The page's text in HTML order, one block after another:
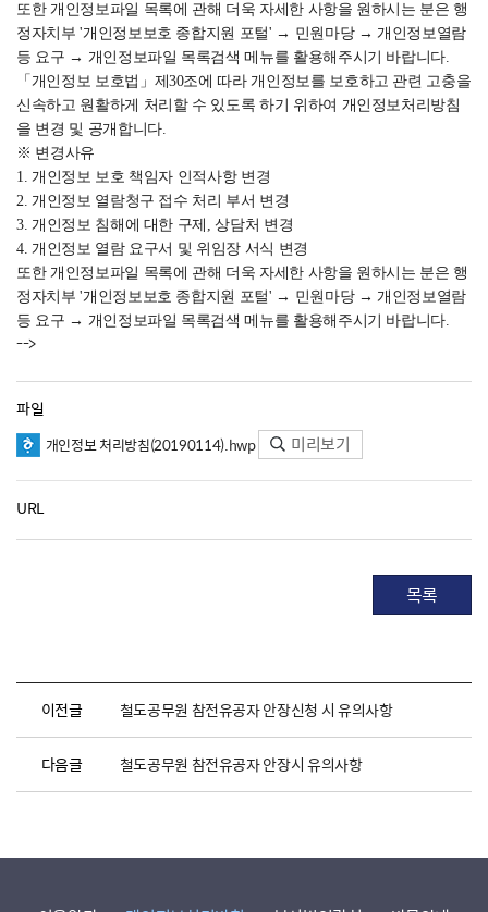
또한 개인정보파일 목록에 관해 더욱 자세한 사항을 원하시는 분은 행
정자치부 '개인정보보호 종합지원 포털' → 민원마당 → 개인정보열람
등 요구 → 개인정보파일 목록검색 메뉴를 활용해주시기 바랍니다.
「개인정보 보호법」제30조에 따라 개인정보를 보호하고 관련 고충을
신속하고 원활하게 처리할 수 있도록 하기 위하여 개인정보처리방침
을 변경 및 공개합니다.
※ 변경사유
1. 개인정보 보호 책임자 인적사항 변경
2. 개인정보 열람청구 접수 처리 부서 변경
3. 개인정보 침해에 대한 구제, 상담처 변경
4. 개인정보 열람 요구서 및 위임장 서식 변경
또한 개인정보파일 목록에 관해 더욱 자세한 사항을 원하시는 분은 행
정자치부 '개인정보보호 종합지원 포털' → 민원마당 → 개인정보열람
등 요구 → 개인정보파일 목록검색 메뉴를 활용해주시기 바랍니다.
-->
파일
개인정보 처리방침(20190114).hwp 미리보기
URL
목록
이전글 철도공무원 참전유공자 안장신청 시 유의사항
다음글 철도공무원 참전유공자 안장시 유의사항